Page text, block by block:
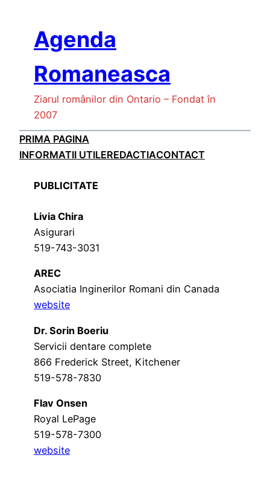
contentAgenda
Romaneasca
Ziarul românilor din Ontario – Fondat în
2007
PRIMA PAGINA
INFORMATII UTILEREDACTIACONTACT
PUBLICITATE
Livia Chira
Asigurari
519-743-3031
AREC
Asociatia Inginerilor Romani din Canada
website
Dr. Sorin Boeriu
Servicii dentare complete
866 Frederick Street, Kitchener
519-578-7830
Flav Onsen
Royal LePage
519-578-7300
website